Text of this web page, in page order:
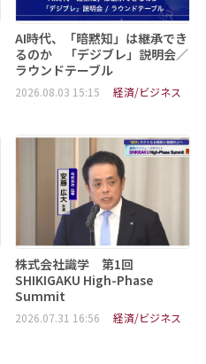
AI時代、「暗黙知」は継承でき
るのか 「デジブレ」説明会／
ラウンドテーブル
2026.08.03 15:15 経済/ビジネス
株式会社識学 第1回
SHIKIGAKU High-Phase
Summit
2026.07.31 16:56 経済/ビジネス